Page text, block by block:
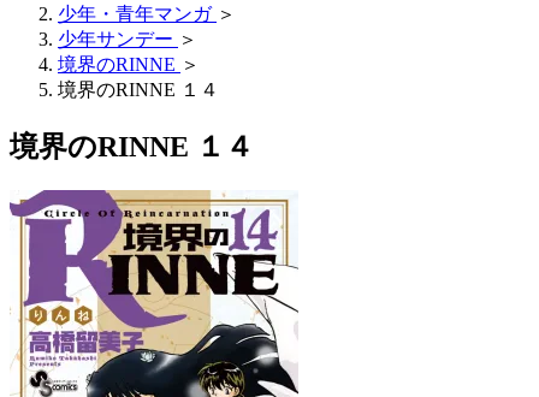
少年・青年マンガ ＞
少年サンデー ＞
境界のRINNE ＞
境界のRINNE １４
境界のRINNE １４